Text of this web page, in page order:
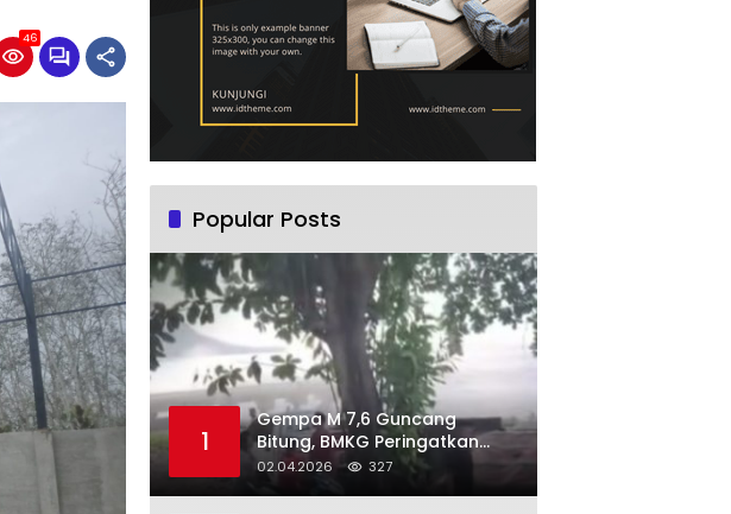
46
Popular Posts
1
Gempa M 7,6 Guncang
Bitung, BMKG Peringatkan
Potensi Tsunami di 10 Wilayah
02.04.2026 327